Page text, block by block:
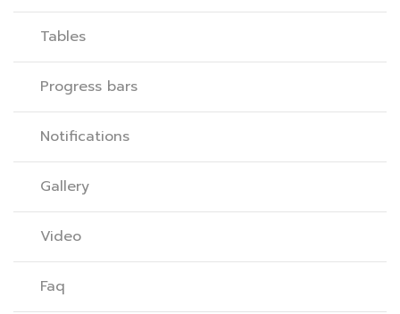
Tables
Progress bars
Notifications
Gallery
Video
Faq